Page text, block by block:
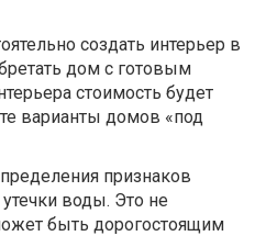
создать интерьер в
дом с готовым
стоимость будет
варианты домов «под
признаков
воды. Это не
быть дорогостоящим